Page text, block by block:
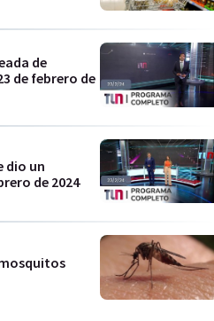
de
de febrero de
dio un
de 2024